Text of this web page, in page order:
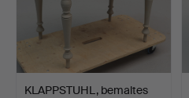
KLAPPSTUHL, bemaltes